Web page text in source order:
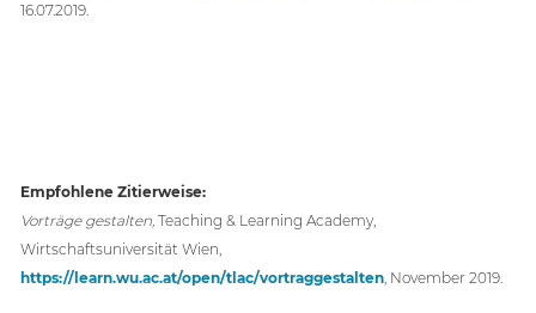
16.07.2019.
Empfohlene Zitierweise:
Vorträge gestalten, Teaching & Learning Academy,
Wirtschaftsuniversität Wien,
https://learn.wu.ac.at/open/tlac/vortraggestalten, November 2019.